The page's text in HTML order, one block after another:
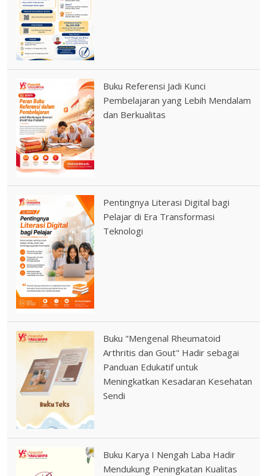
Buku Referensi Jadi Kunci
Pembelajaran yang Lebih Mendalam
dan Berkualitas
Pentingnya Literasi Digital bagi
Pelajar di Era Transformasi
Teknologi
Buku "Mengenal Rheumatoid
Arthritis dan Gout" Hadir sebagai
Panduan Edukatif untuk
Meningkatkan Kesadaran Kesehatan
Sendi
Buku Karya I Nengah Laba Hadir
Mendukung Peningkatan Kualitas